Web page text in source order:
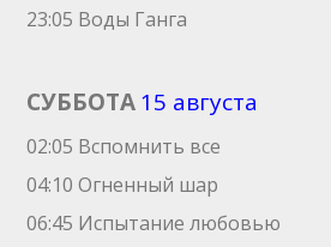
23:05 Воды Ганга
СУББОТА15 августа
02:05 Вспомнить все
04:10 Огненный шар
06:45 Испытание любовью